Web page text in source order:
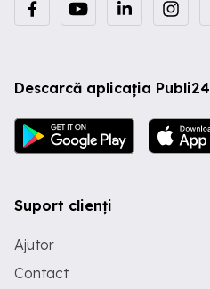
Descarcă aplicația Publi24
Suport clienți
Ajutor
Contact